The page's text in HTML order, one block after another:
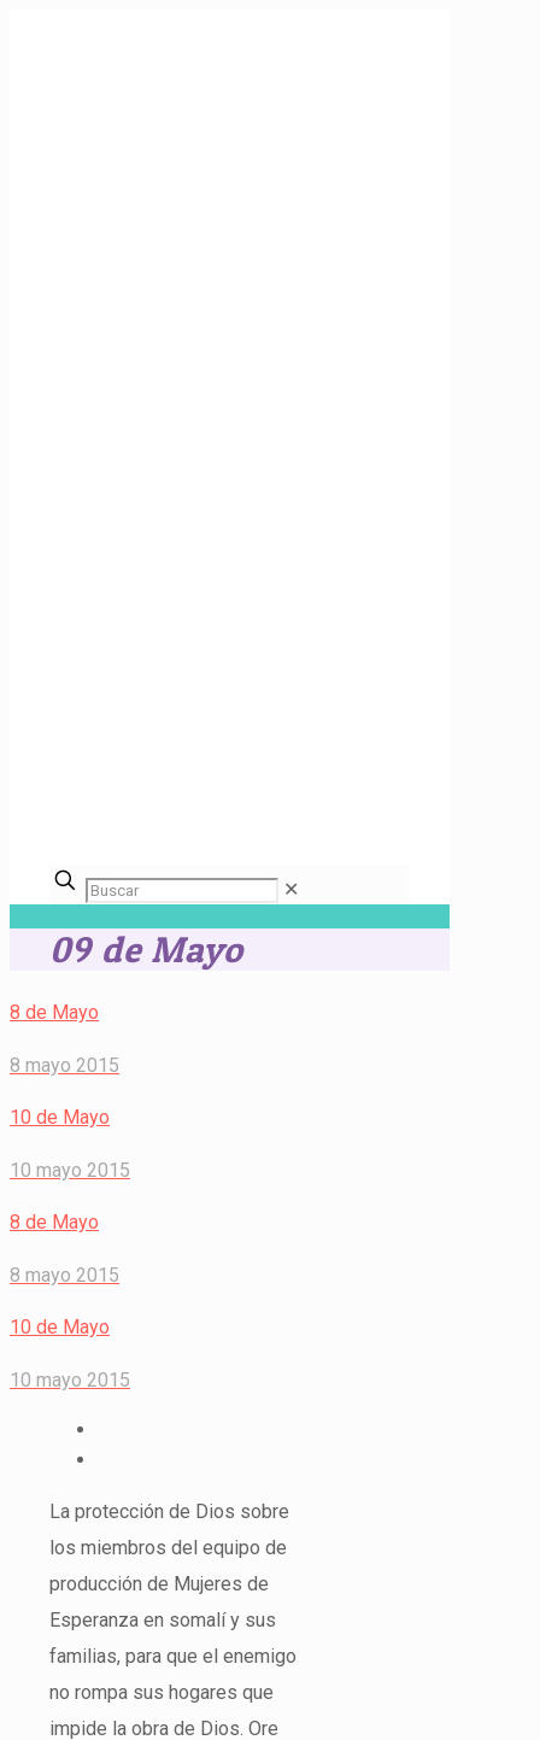
✕
09 de Mayo
8 de Mayo
8 mayo 2015
10 de Mayo
10 mayo 2015
8 de Mayo
8 mayo 2015
10 de Mayo
10 mayo 2015
La protección de Dios sobre
los miembros del equipo de
producción de Mujeres de
Esperanza en somalí y sus
familias, para que el enemigo
no rompa sus hogares que
impide la obra de Dios. Ore